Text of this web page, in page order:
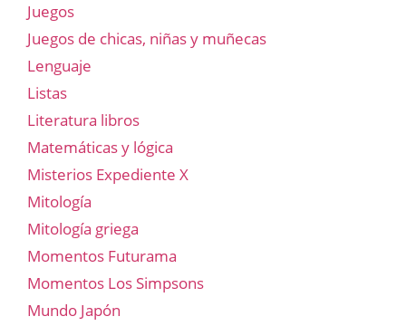
Juegos
Juegos de chicas, niñas y muñecas
Lenguaje
Listas
Literatura libros
Matemáticas y lógica
Misterios Expediente X
Mitología
Mitología griega
Momentos Futurama
Momentos Los Simpsons
Mundo Japón